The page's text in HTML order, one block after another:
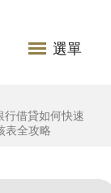
選單
行借貸如何快速
表全攻略